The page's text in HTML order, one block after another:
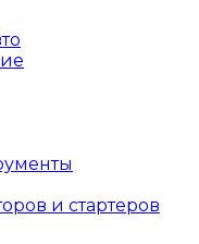
и стартеров